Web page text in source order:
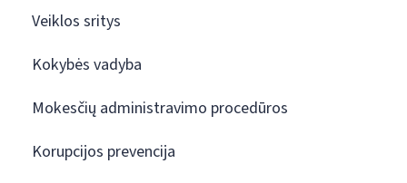
Veiklos sritys
Kokybės vadyba
Mokesčių administravimo procedūros
Korupcijos prevencija